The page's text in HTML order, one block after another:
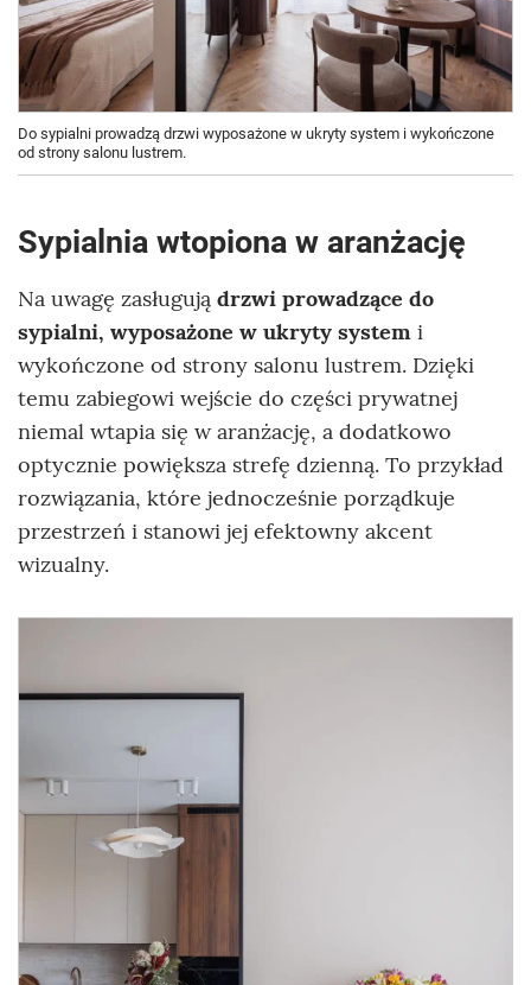
Do sypialni prowadzą drzwi wyposażone w ukryty system i wykończone
od strony salonu lustrem.
Sypialnia wtopiona w aranżację
Na uwagę zasługują drzwi prowadzące do
sypialni, wyposażone w ukryty system i
wykończone od strony salonu lustrem. Dzięki
temu zabiegowi wejście do części prywatnej
niemal wtapia się w aranżację, a dodatkowo
optycznie powiększa strefę dzienną. To przykład
rozwiązania, które jednocześnie porządkuje
przestrzeń i stanowi jej efektowny akcent
wizualny.